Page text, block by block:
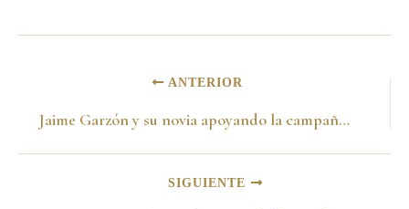
ANTERIOR
Jaime Garzón y su novia apoyando la campaña al Senado en Medellín. 19 de septiembre de 1991
SIGUIENTE